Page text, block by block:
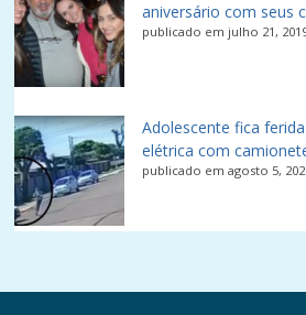
aniversário com seus
publicado em julho 21,
Adolescente fica
elétrica com
publicado em agosto 5,